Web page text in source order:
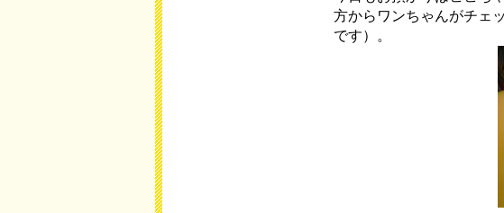
方からワンちゃんがチェ
です）。